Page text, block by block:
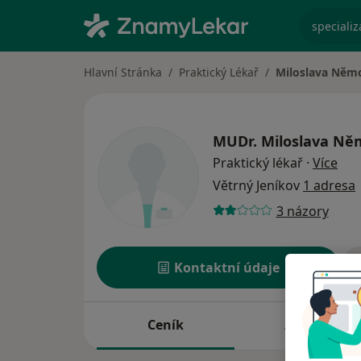
Hlavní Stránka Praktický Lékař Miloslava
MUDr. Miloslava
Praktický lékař · Více
Větrný Jeníkov 1 adresa
3 názory
Kontaktní údaje
Ceník Adresy